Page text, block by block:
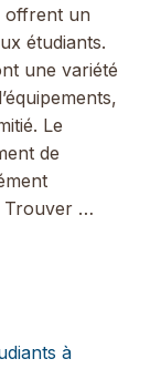
offrent un
étudiants.
une variété
Le
de
Trouver …
à